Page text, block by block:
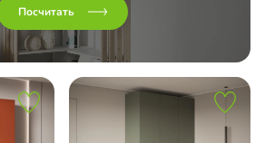
Посчитать